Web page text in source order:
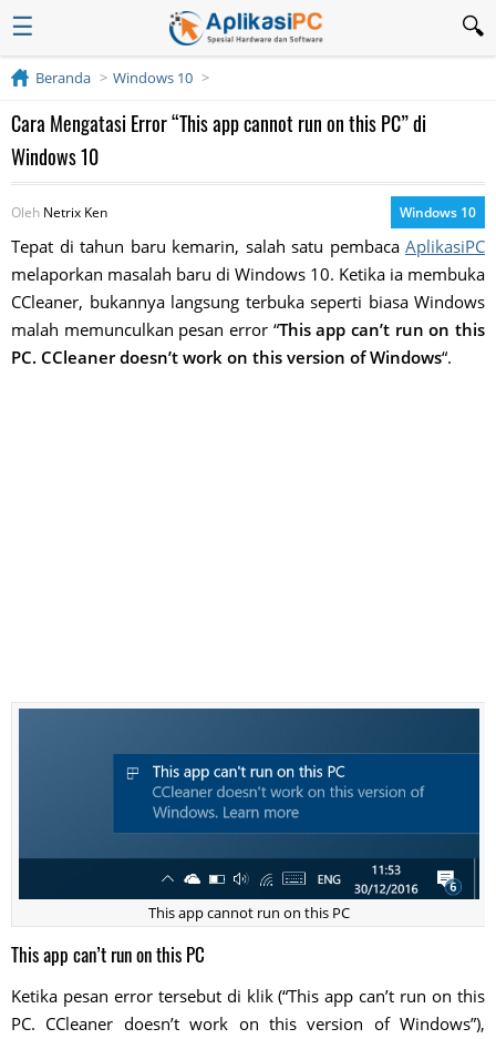
☰
Beranda Windows 10
Cara Mengatasi Error “This app cannot run on this PC” di
Windows 10
Oleh Netrix Ken Windows 10
Tepat di tahun baru kemarin, salah satu pembaca AplikasiPC
melaporkan masalah baru di Windows 10. Ketika ia membuka
CCleaner, bukannya langsung terbuka seperti biasa Windows
malah memunculkan pesan error “This app can’t run on this
PC. CCleaner doesn’t work on this version of Windows“.
This app cannot run on this PC
This app can’t run on this PC
Ketika pesan error tersebut di klik (“This app can’t run on this
PC. CCleaner doesn’t work on this version of Windows”),